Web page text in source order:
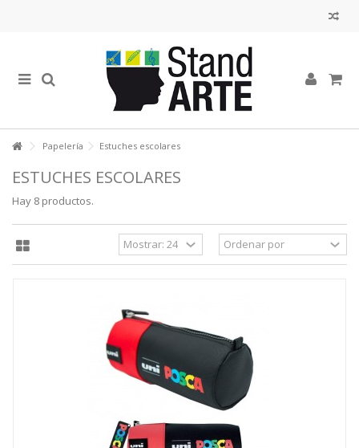
Papelería Estuches escolares
ESTUCHES ESCOLARES
Hay 8 productos.